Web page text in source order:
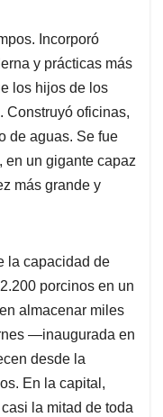
Incorporó
y prácticas más
los hijos de los
Construyó oficinas,
de aguas. Se fue
en un gigante capaz
más grande y
la capacidad de
porcinos en un
almacenar miles
—inaugurada en
desde la
En la capital,
la mitad de toda